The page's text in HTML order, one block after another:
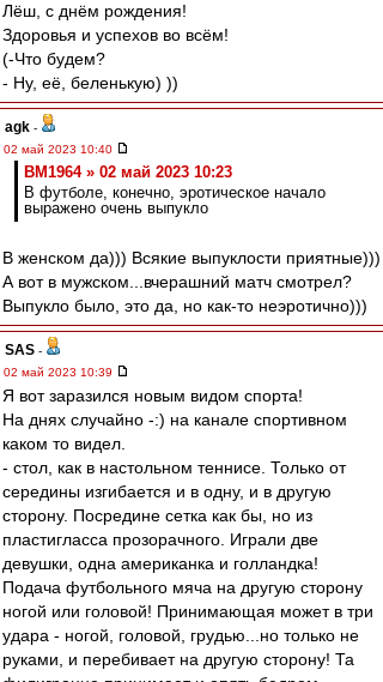
Лёш, с днём рождения!
Здоровья и успехов во всём!
(-Что будем?
- Ну, её, беленькую) ))
agk -
02 май 2023 10:40
BM1964 » 02 май 2023 10:23
В футболе, конечно, эротическое начало
выражено очень выпукло
В женском да))) Всякие выпуклости приятные)))
А вот в мужском...вчерашний матч смотрел?
Выпукло было, это да, но как-то неэротично)))
SAS -
02 май 2023 10:39
Я вот заразился новым видом спорта!
На днях случайно -:) на канале спортивном
каком то видел.
- стол, как в настольном теннисе. Только от
середины изгибается и в одну, и в другую
сторону. Посредине сетка как бы, но из
пластигласса прозорачного. Играли две
девушки, одна американка и голландка!
Подача футбольного мяча на другую сторону
ногой или головой! Принимающая может в три
удара - ногой, головой, грудью...но только не
руками, и перебивает на другую сторону! Та